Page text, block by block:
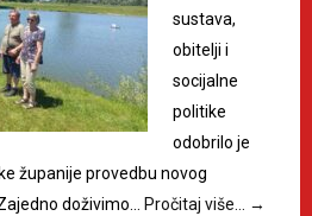
sustava,
obitelji i
socijalne
politike
odobrilo je
županije provedbu novog
doživimo… Pročitaj više… →